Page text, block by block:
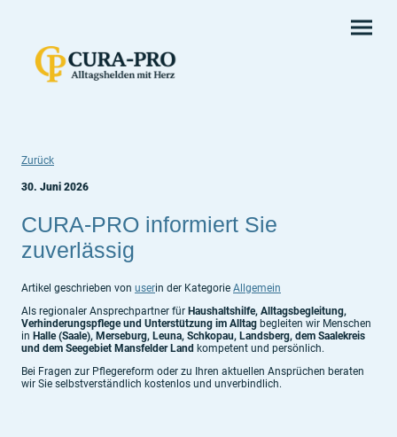
Zurück
30. Juni 2026
CURA-PRO informiert Sie
zuverlässig
Artikel geschrieben von userin der Kategorie Allgemein
Als regionaler Ansprechpartner für Haushaltshilfe, Alltagsbegleitung,
Verhinderungspflege und Unterstützung im Alltag begleiten wir Menschen
in Halle (Saale), Merseburg, Leuna, Schkopau, Landsberg, dem Saalekreis
und dem Seegebiet Mansfelder Land kompetent und persönlich.
Bei Fragen zur Pflegereform oder zu Ihren aktuellen Ansprüchen beraten
wir Sie selbstverständlich kostenlos und unverbindlich.